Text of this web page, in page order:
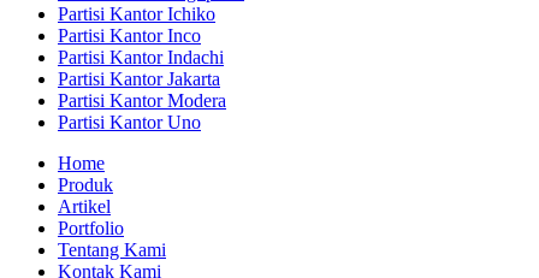
Partisi Kantor Ichiko
Partisi Kantor Inco
Partisi Kantor Indachi
Partisi Kantor Jakarta
Partisi Kantor Modera
Partisi Kantor Uno
Home
Produk
Artikel
Portfolio
Tentang Kami
Kontak Kami